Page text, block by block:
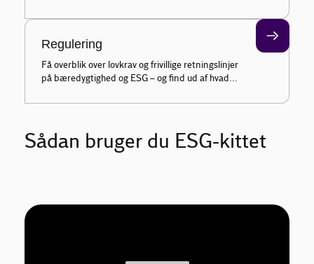
Regulering
Få overblik over lovkrav og frivillige retningslinjer
på bæredygtighed og ESG – og find ud af hvad
Sådan bruger du ESG-kittet